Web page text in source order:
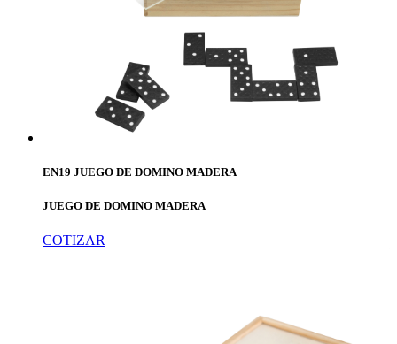
EN19 JUEGO DE DOMINO MADERA
JUEGO DE DOMINO MADERA
COTIZAR